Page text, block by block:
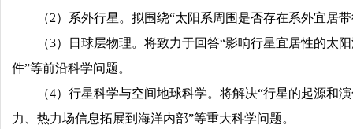
（2）系外行星。拟围绕“太阳系周围是否存在系外宜居
（3）日球层物理。将致力于回答“影响行星宜居性的太
件”等前沿科学问题。
（4）行星科学与空间地球科学。将解决“行星的起源
力、热力场信息拓展到海洋内部”等重大科学问题。